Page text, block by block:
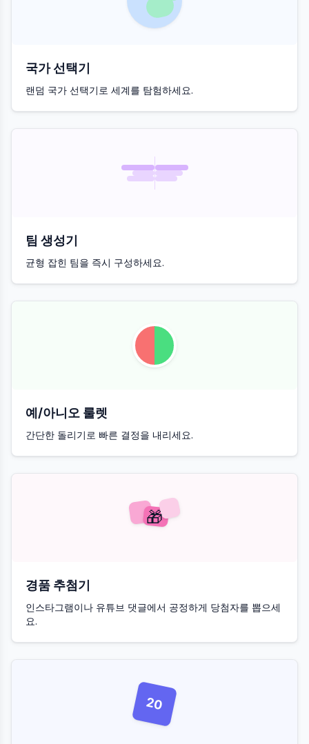
국가 선택기
랜덤 국가 선택기로 세계를 탐험하세요.
팀 생성기
균형 잡힌 팀을 즉시 구성하세요.
예/아니오 룰렛
간단한 돌리기로 빠른 결정을 내리세요.
🎁
경품 추첨기
인스타그램이나 유튜브 댓글에서 공정하게 당첨자를 뽑으세
요.
20